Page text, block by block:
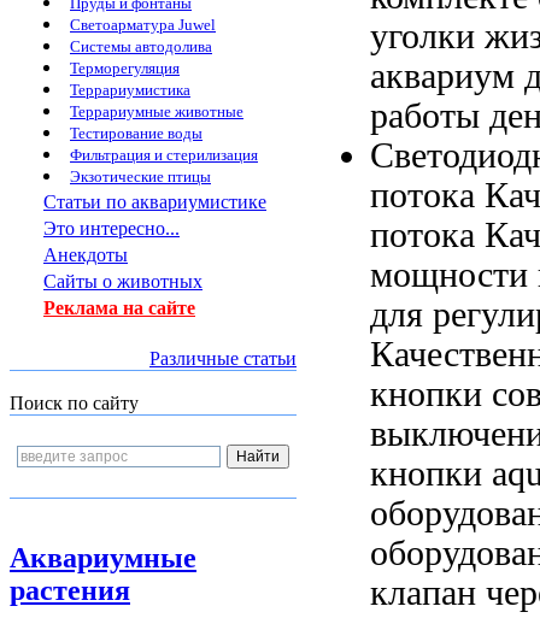
Светоарматура Juwel
Системы автодолива
Терморегуляция
Террариумистика
Террариумные животные
Тестирование воды
Фильтрация и стерилизация
Экзотические птицы
Статьи по аквариумистике
Это интересно...
Анекдоты
Сайты о животных
Реклама на сайте
Различные статьи
Поиск по сайту
Аквариумные
растения
уголки
аквариум
работы
потока
потока
мощности
для
кнопки
кнопки
клапан